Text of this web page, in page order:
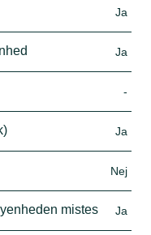
Ja
Ja
-
Ja
Nej
mistes Ja